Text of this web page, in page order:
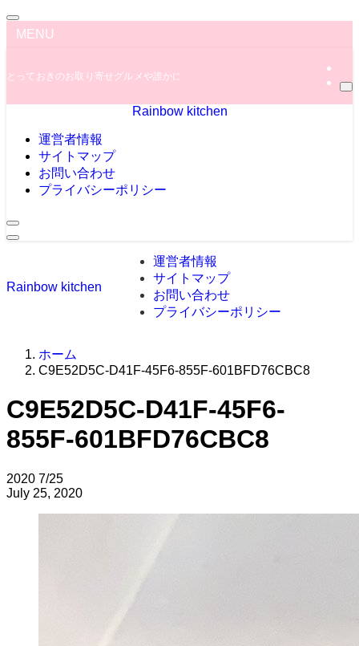
MENU
とっておきのお取り寄せグルメや誰かに教えたくなっちゃう秘密のグルメ情報
Rainbow kitchen
運営者情報
サイトマップ
お問い合わせ
プライバシーポリシー
Rainbow kitchen
運営者情報
サイトマップ
お問い合わせ
プライバシーポリシー
ホーム
C9E52D5C-D41F-45F6-855F-601BFD76CBC8
C9E52D5C-D41F-45F6-
855F-601BFD76CBC8
2020 7/25
July 25, 2020